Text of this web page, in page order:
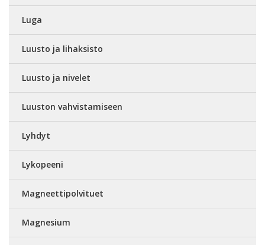
Luga
Luusto ja lihaksisto
Luusto ja nivelet
Luuston vahvistamiseen
Lyhdyt
Lykopeeni
Magneettipolvituet
Magnesium